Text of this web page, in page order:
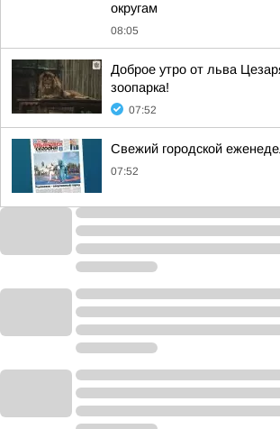
округам
08:05
Доброе утро от льва
зоопарка!
07:52
Свежий городской
07:52